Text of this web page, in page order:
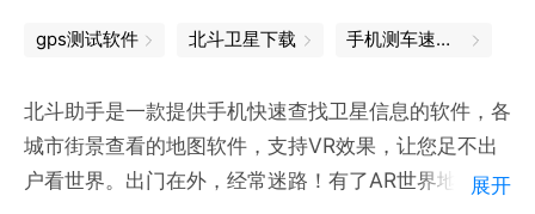
支持隧道随超高全段旋转和局部横坡段旋转。
宾得、中纬、科力达、尼康、科维、博飞、瑞得、中海
支持任意里程、任意偏距、任意夹角计算坐标。
gps测试软件 北斗卫星下载 手机测车速软件
北斗助手是一款提供手机快速查找卫星信息的软件，各
城市街景查看的地图软件，支持VR效果，让您足不出
户看世界。出门在外，经常迷路！有了AR世界地图高
展开